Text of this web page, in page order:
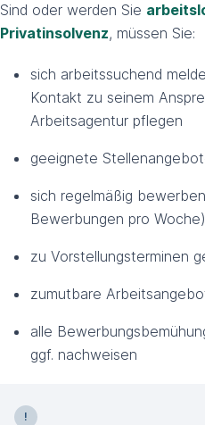
Sind oder werden Sie
Privatinsolvenz, müssen Sie:
sich arbeitssuchend
Kontakt zu seinem
Arbeitsagentur pflegen
geeignete
sich regelmäßig
Bewerbungen pro Woche)
zu Vorstellungsterminen
zumutbare
alle
ggf. nachweisen